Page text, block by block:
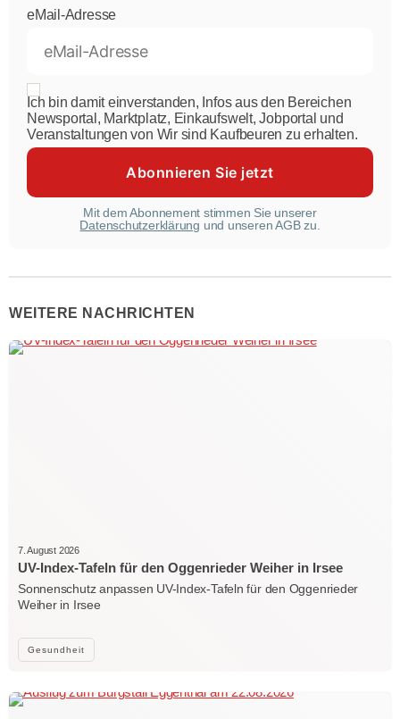
eMail-Adresse
Ich bin damit einverstanden, Infos aus den Bereichen
Newsportal, Marktplatz, Einkaufswelt, Jobportal und
Veranstaltungen von Wir sind Kaufbeuren zu erhalten.
Mit dem Abonnement stimmen Sie unserer
Datenschutzerklärung und unseren AGB zu.
WEITERE NACHRICHTEN
Gesundheit
7. August 2026
UV-Index-Tafeln für den Oggenrieder Weiher in Irsee
Sonnenschutz anpassen UV-Index-Tafeln für den Oggenrieder
Weiher in Irsee